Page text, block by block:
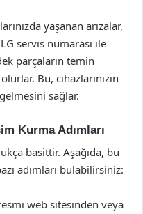
yaşanan arızalar,
servis numarası ile
parçaların temin
Bu, cihazlarınızın
sağlar.
Kurma Adımları
basittir. Aşağıda, bu
adımları bulabilirsiniz:
web sitesinden veya